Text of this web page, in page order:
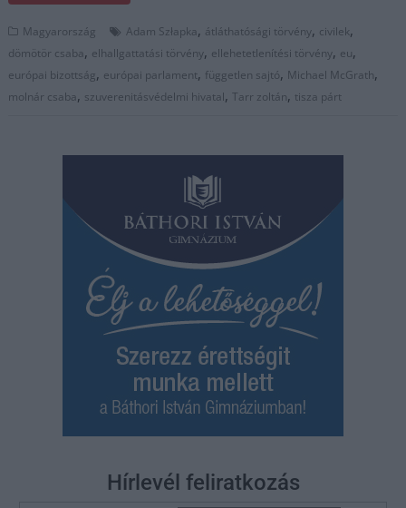
Magyarország Adam Szłapka, átláthatósági törvény, civilek,
dömötör csaba, elhallgattatási törvény, ellehetetlenítési törvény, eu,
európai bizottság, európai parlament, független sajtó, Michael McGrath,
molnár csaba, szuverenitásvédelmi hivatal,Tarr zoltán, tisza párt
Hírlevél feliratkozás